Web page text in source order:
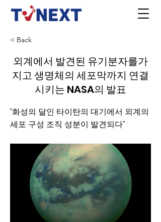
< Back
외계에서 발견된 유기분자를가
지고 생명체의 세포막까지 연결
시키는 NASA의 발표
“화성의 달인 타이탄의 대기에서 외계의
세포 구성 조직 성분이 발견되다”